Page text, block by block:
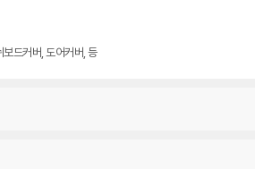
드커버, 도어커버, 등